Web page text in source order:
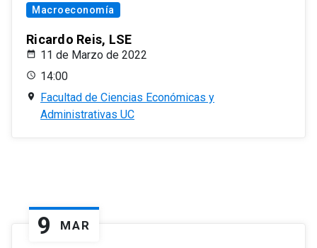
Macroeconomía
Ricardo Reis, LSE
11 de Marzo de 2022
14:00
Facultad de Ciencias Económicas y
Administrativas UC
9 MAR